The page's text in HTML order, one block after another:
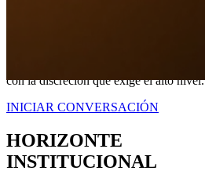
con la discreción que exige el alto nivel.
INICIAR CONVERSACIÓN
HORIZONTE
INSTITUCIONAL